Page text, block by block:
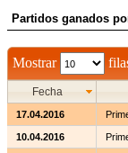
Partidos ganados
Mostrar
Fecha
17.04.2016
10.04.2016